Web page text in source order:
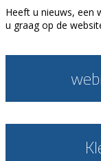
Heeft u nieuws, een
u graag op de